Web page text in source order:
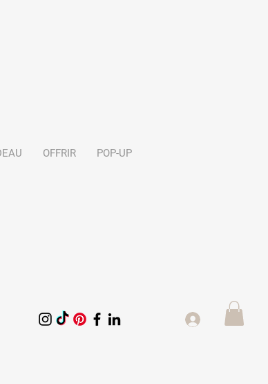
OFFRIR POP-UP